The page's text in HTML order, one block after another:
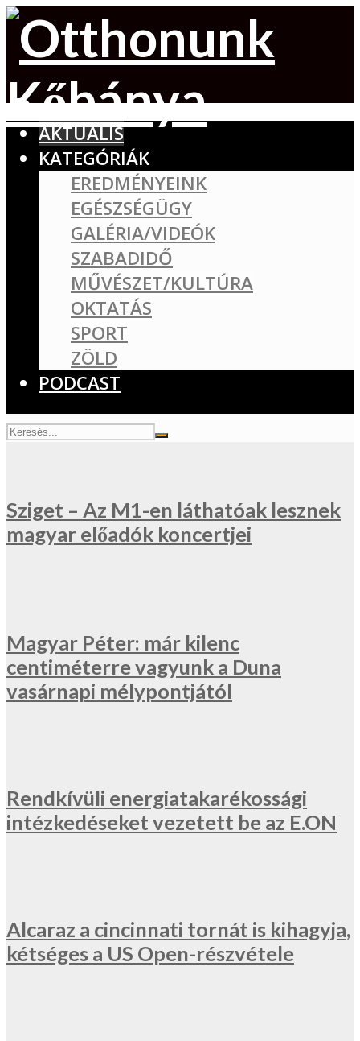
AKTUÁLIS
KATEGÓRIÁK
EREDMÉNYEINK
EGÉSZSÉGÜGY
GALÉRIA/VIDEÓK
SZABADIDŐ
MŰVÉSZET/KULTÚRA
OKTATÁS
SPORT
ZÖLD
PODCAST
Sziget – Az M1-en láthatóak lesznek
magyar előadók koncertjei
Magyar Péter: már kilenc
centiméterre vagyunk a Duna
vasárnapi mélypontjától
Rendkívüli energiatakarékossági
intézkedéseket vezetett be az E.ON
Alcaraz a cincinnati tornát is kihagyja,
kétséges a US Open-részvétele